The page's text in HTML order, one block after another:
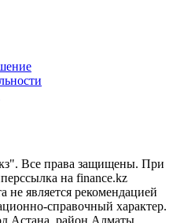
Все права защищены. При
на finance.kz
не является рекомендацией
справочный характер.
Астана, район Алматы,